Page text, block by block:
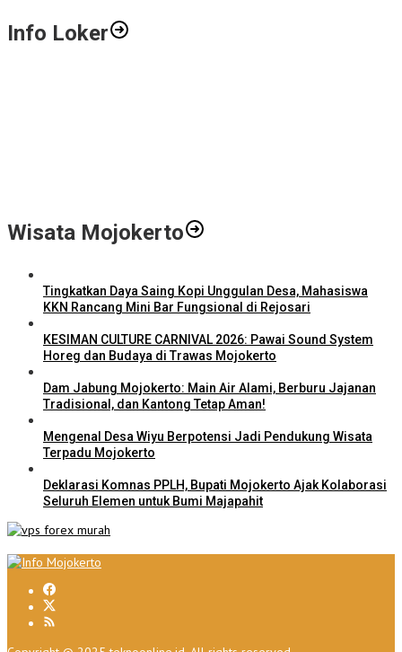
Info Loker
Wisata Mojokerto
Tingkatkan Daya Saing Kopi Unggulan Desa, Mahasiswa
KKN Rancang Mini Bar Fungsional di Rejosari
KESIMAN CULTURE CARNIVAL 2026: Pawai Sound System
Horeg dan Budaya di Trawas Mojokerto
Dam Jabung Mojokerto: Main Air Alami, Berburu Jajanan
Tradisional, dan Kantong Tetap Aman!
Mengenal Desa Wiyu Berpotensi Jadi Pendukung Wisata
Terpadu Mojokerto
Deklarasi Komnas PPLH, Bupati Mojokerto Ajak Kolaborasi
Seluruh Elemen untuk Bumi Majapahit